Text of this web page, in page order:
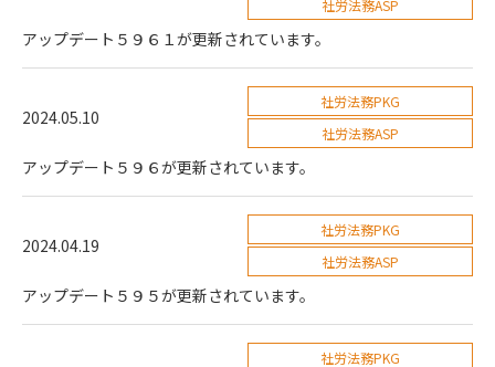
社労法務ASP
アップデート５９６１が更新されています。
2024.05.10
社労法務PKG
社労法務ASP
アップデート５９６が更新されています。
2024.04.19
社労法務PKG
社労法務ASP
アップデート５９５が更新されています。
社労法務PKG